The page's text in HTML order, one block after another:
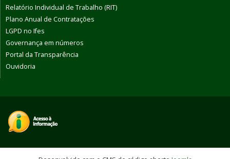
Relatório Individual de Trabalho (RIT)
Plano Anual de Contratações
LGPD no Ifes
Governança em números
Portal da Transparência
Ouvidoria